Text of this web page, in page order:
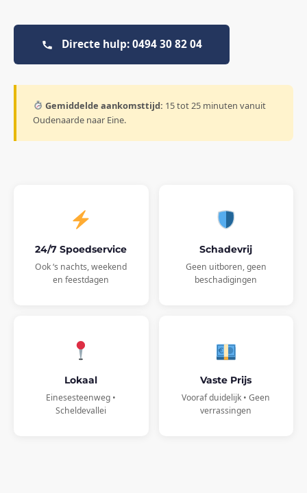
Directe hulp: 0494 30 82 04
Gemiddelde aankomsttijd: 15 tot 25 minuten vanuit
Oudenaarde naar Eine.
24/7 Spoedservice
Ook ‘s nachts, weekend
en feestdagen
Schadevrij
Geen uitboren, geen
beschadigingen
Lokaal
Einesesteenweg •
Scheldevallei
Vaste Prijs
Vooraf duidelijk • Geen
verrassingen